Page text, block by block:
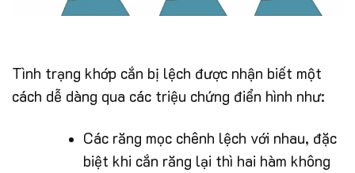
Tình trạng khớp cắn bị lệch được nhận biết một
cách dễ dàng qua các triệu chứng điển hình như:
Các răng mọc chênh lệch với nhau, đặc
biệt khi cắn răng lại thì hai hàm không